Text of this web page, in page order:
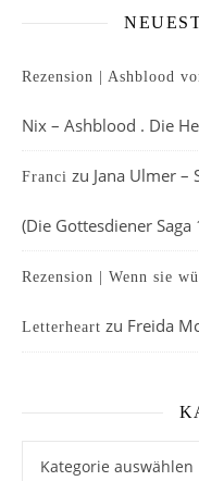
Rezension | Ashblood
Nix – Ashblood . Die
Franci zu Jana Ulmer –
(Die Gottesdiener Saga
Rezension | Wenn sie
Letterheart zu Freida